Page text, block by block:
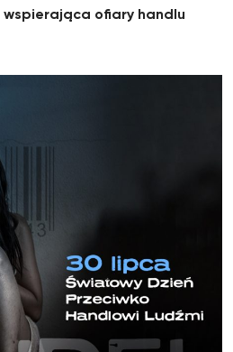
wspierająca ofiary handlu